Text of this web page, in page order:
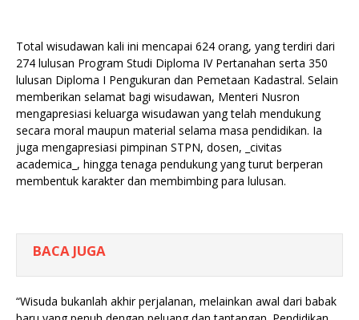
Total wisudawan kali ini mencapai 624 orang, yang terdiri dari
274 lulusan Program Studi Diploma IV Pertanahan serta 350
lulusan Diploma I Pengukuran dan Pemetaan Kadastral. Selain
memberikan selamat bagi wisudawan, Menteri Nusron
mengapresiasi keluarga wisudawan yang telah mendukung
secara moral maupun material selama masa pendidikan. Ia
juga mengapresiasi pimpinan STPN, dosen, _civitas
academica_, hingga tenaga pendukung yang turut berperan
membentuk karakter dan membimbing para lulusan.
BACA JUGA
“Wisuda bukanlah akhir perjalanan, melainkan awal dari babak